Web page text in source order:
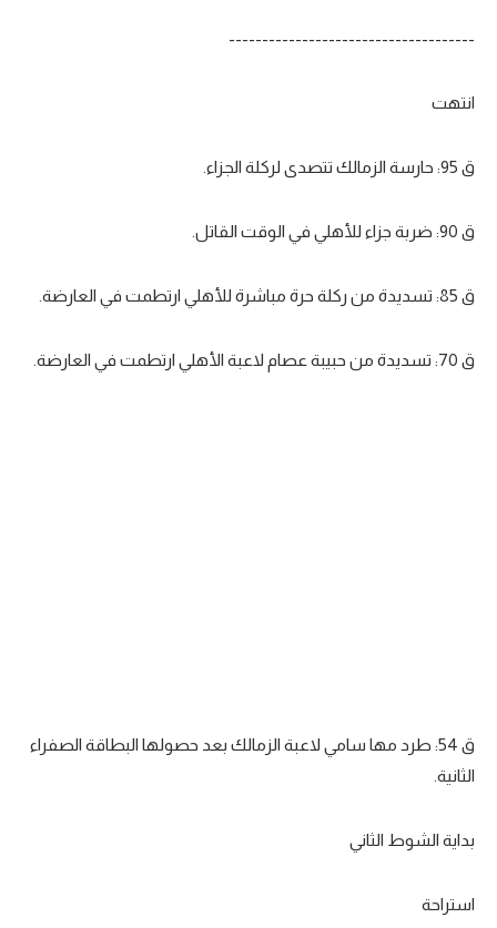
تحليل في الجول
فيديو في الجول
-------------------------------------
انتهت
ق 95: حارسة الزمالك تتصدى لركلة الجزاء.
ق 90: ضربة جزاء للأهلي في الوقت القاتل.
ق 85: تسديدة من ركلة حرة مباشرة للأهلي ارتطمت في العارضة.
ق 70: تسديدة من حبيبة عصام لاعبة الأهلي ارتطمت في العارضة.
ق 54: طرد مها سامي لاعبة الزمالك بعد حصولها البطاقة الصفراء
الثانية.
بداية الشوط الثاني
استراحة